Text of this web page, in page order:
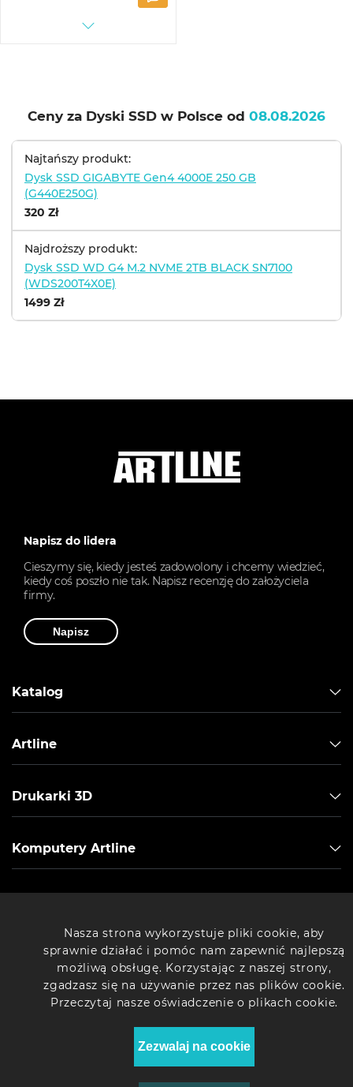
Ceny za Dyski SSD w Polsce od 08.08.2026
Najtańszy produkt:
Dysk SSD GIGABYTE Gen4 4000E 250 GB
(G440E250G)
320 Zł
Najdroższy produkt:
Dysk SSD WD G4 M.2 NVME 2TB BLACK SN7100
(WDS200T4X0E)
1499 Zł
Napisz do lidera
Cieszymy się, kiedy jesteś zadowolony i chcemy wiedzieć,
kiedy coś poszło nie tak. Napisz recenzję do założyciela
firmy.
Napisz
Katalog
Artline
Drukarki 3D
Komputery Artline
Polsce.
Nasza strona wykorzystuje pliki cookie, aby
sprawnie działać i pomóc nam zapewnić najlepszą
możliwą obsługę. Korzystając z naszej strony,
zgadzasz się na używanie przez nas plików cookie.
Przeczytaj nasze oświadczenie o plikach cookie.
Zezwalaj na cookie